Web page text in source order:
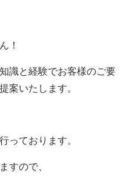
！
識と経験でお客様のご要
案いたします。
っております。
すので、